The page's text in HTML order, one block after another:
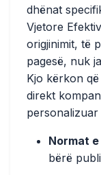
dhënat
Vjetore
origjinimit, të
pagesë, nuk
Kjo kërkon
direkt
personalizuar
Normat
bërë